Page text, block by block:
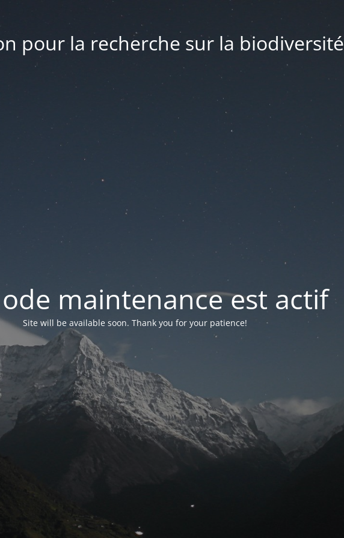
pour la recherche sur la biodiversité
maintenance est actif
Site will be available soon. Thank you for your patience!